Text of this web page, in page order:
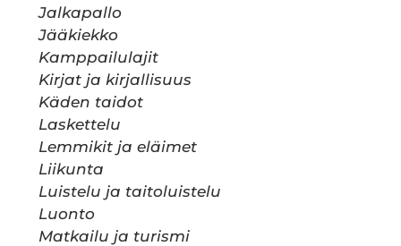
Jalkapallo
Jääkiekko
Kamppailulajit
Kirjat ja kirjallisuus
Käden taidot
Laskettelu
Lemmikit ja eläimet
Liikunta
Luistelu ja taitoluistelu
Luonto
Matkailu ja turismi